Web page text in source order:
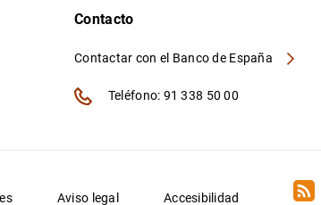
Contacto
Contactar con el Banco de España
Teléfono: 91 338 50 00
Aviso legal Accesibilidad RSS